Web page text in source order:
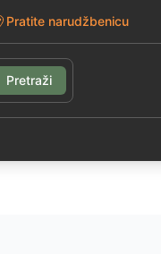
Pratite narudžbenicu
Pretraži